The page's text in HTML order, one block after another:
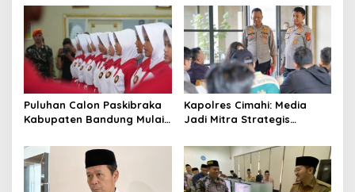
Alternatif di Padalarang
Pengurangan Belanja
Daerah
Puluhan Calon Paskibraka
Kabupaten Bandung Mulai
Kapolres Cimahi: Media
Jadi Mitra Strategis
Publik